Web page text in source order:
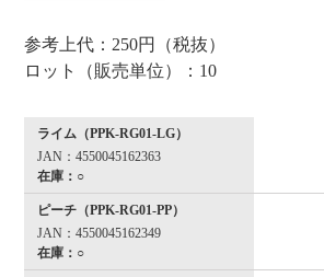
参考上代：250円（税抜）
ロット（販売単位）：10
ライム（PPK-RG01-LG）
JAN：4550045162363
在庫：○
ピーチ（PPK-RG01-PP）
JAN：4550045162349
在庫：○